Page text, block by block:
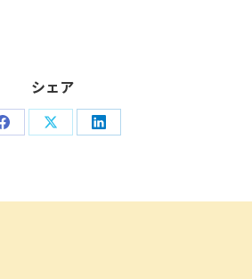
シェア
Share Share Share